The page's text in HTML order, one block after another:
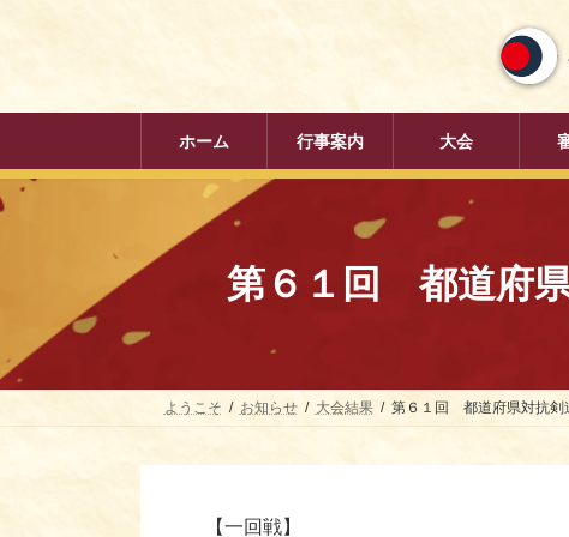
ツ
ッ
シ
移
ホーム 行事案内 大会
第６１回 都道府県
ようこそ お知らせ 大会結果 第６１回 都道府県対抗剣
【一回戦】